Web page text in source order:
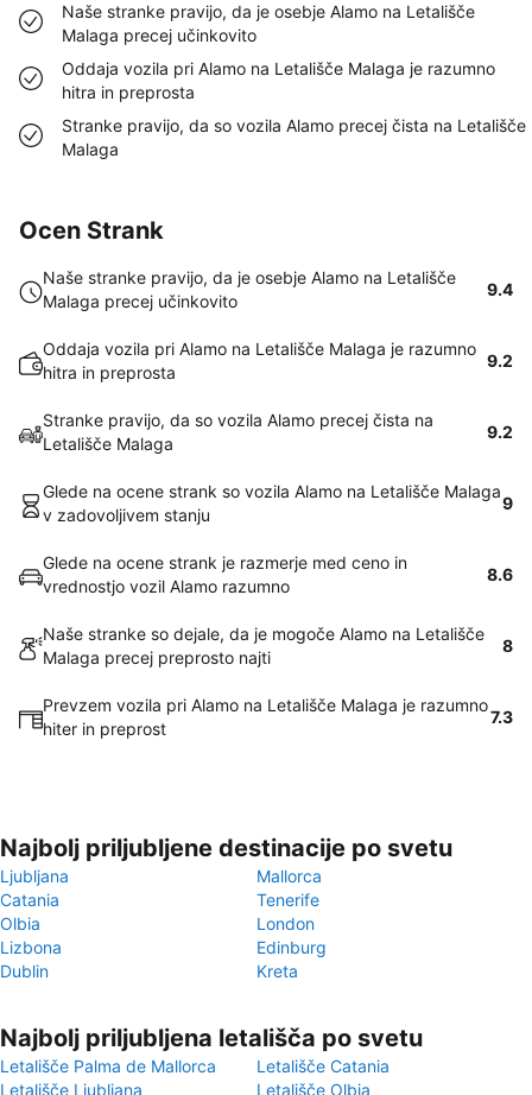
Naše stranke pravijo, da je osebje Alamo na Letališče
Malaga precej učinkovito
Oddaja vozila pri Alamo na Letališče Malaga je razumno
hitra in preprosta
Stranke pravijo, da so vozila Alamo precej čista na Letališče
Malaga
Ocen Strank
Naše stranke pravijo, da je osebje Alamo na Letališče
Malaga precej učinkovito
9.4
Oddaja vozila pri Alamo na Letališče Malaga je razumno
hitra in preprosta
9.2
Stranke pravijo, da so vozila Alamo precej čista na
Letališče Malaga
9.2
Glede na ocene strank so vozila Alamo na Letališče Malaga
v zadovoljivem stanju
9
Glede na ocene strank je razmerje med ceno in
vrednostjo vozil Alamo razumno
8.6
Naše stranke so dejale, da je mogoče Alamo na Letališče
Malaga precej preprosto najti
8
Prevzem vozila pri Alamo na Letališče Malaga je razumno
hiter in preprost
7.3
Najbolj priljubljene destinacije po svetu
Ljubljana
Mallorca
Catania
Tenerife
Olbia
London
Lizbona
Edinburg
Dublin
Kreta
Najbolj priljubljena letališča po svetu
Letališče Palma de Mallorca
Letališče Catania
Letališče Ljubljana
Letališče Olbia